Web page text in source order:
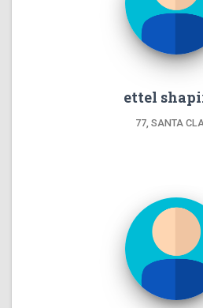
ettel
77, SANTA